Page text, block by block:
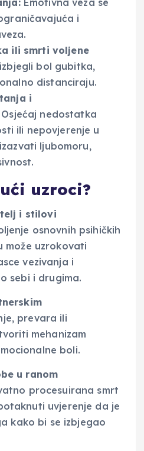
i
ili smrti voljene
bol gubitka,
distanciraju.
i
Osjećaj nedostatka
ili nepovjerenje u
ljubomoru,
uzroci?
i stilovi
osnovnih psihičkih
može uzrokovati
vezivanja i
sebi i drugima.
prevara ili
mehanizam
boli.
u ranom
procesuirana smrt
uvjerenje da je
kako bi se izbjegao